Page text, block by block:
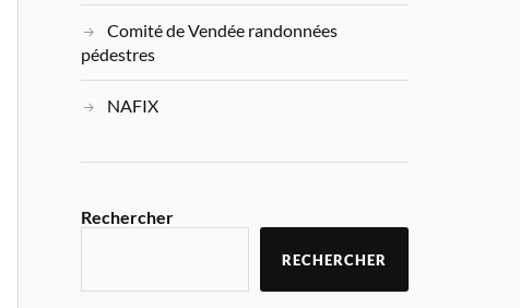
Comité de Vendée randonnées
pédestres
NAFIX
Rechercher
RECHERCHER